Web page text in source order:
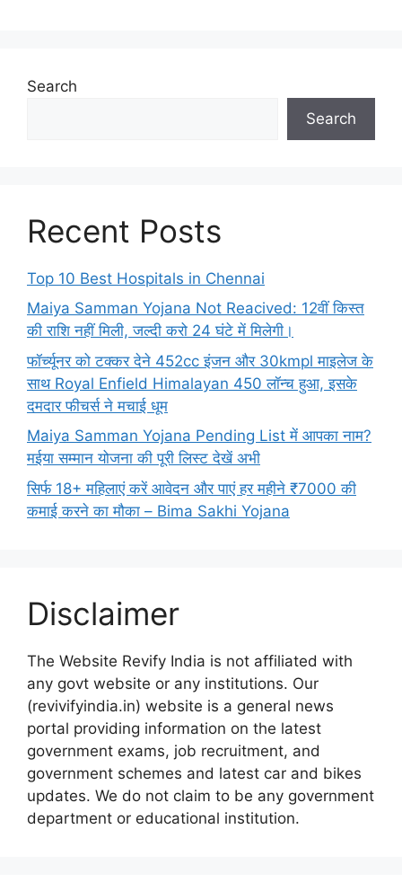
Search
Search
Recent Posts
Top 10 Best Hospitals in Chennai
Maiya Samman Yojana Not Reacived: 12वीं किस्त
की राशि नहीं मिली, जल्दी करो 24 घंटे में मिलेगी।
फॉर्च्यूनर को टक्कर देने 452cc इंजन और 30kmpl माइलेज के
साथ Royal Enfield Himalayan 450 लॉन्च हुआ, इसके
दमदार फीचर्स ने मचाई धूम
Maiya Samman Yojana Pending List में आपका नाम?
मईया सम्मान योजना की पूरी लिस्ट देखें अभी
सिर्फ 18+ महिलाएं करें आवेदन और पाएं हर महीने ₹7000 की
कमाई करने का मौका – Bima Sakhi Yojana
Disclaimer
The Website Revify India is not affiliated with
any govt website or any institutions. Our
(revivifyindia.in) website is a general news
portal providing information on the latest
government exams, job recruitment, and
government schemes and latest car and bikes
updates. We do not claim to be any government
department or educational institution.